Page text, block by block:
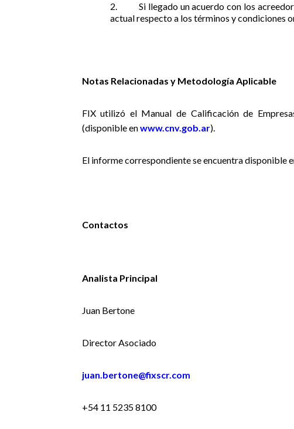
2.
Si llegado un acuerdo con los
actual respecto a los términos y condiciones
Notas Relacionadas y Metodología Aplicable
FIX utilizó el Manual de Calificación de
(disponible enwww.cnv.gob.ar).
El informe correspondiente se encuentra disponible
Contactos
Analista Principal
Juan Bertone
Director Asociado
juan.bertone@fixscr.com
+54 11 5235 8100